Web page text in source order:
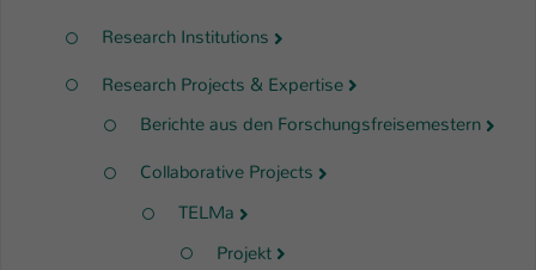
Research Institutions
Research Projects & Expertise
Berichte aus den Forschungsfreisemestern
Collaborative Projects
TELMa
Projekt